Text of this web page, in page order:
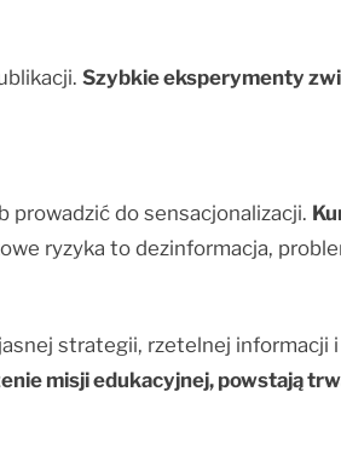
Szybkie eksperymenty
prowadzić do sensacjonalizacji.
ryzyka to dezinformacja,
strategii, rzetelnej informacji
misji edukacyjnej, powstają